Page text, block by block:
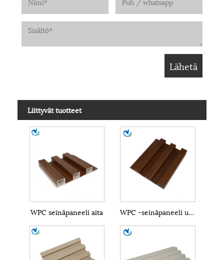
Liittyvät tuotteet
WPC seinäpaneeli aita WPC -seinäpaneeli ulkona